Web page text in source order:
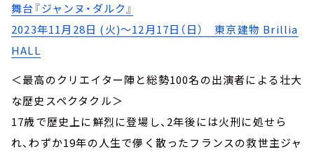
舞台『ジャンヌ・ダルク』
2023年11月28日 (火)～12月17日（日） 東京建物 Brillia
HALL
＜最高のクリエイター陣と総勢100名の出演者による壮大
な歴史スペクタクル＞
17歳で歴史上に鮮烈に登場し、2年後には火刑に処せら
れ、わずか19年の人生で儚く散ったフランスの救世主ジャ